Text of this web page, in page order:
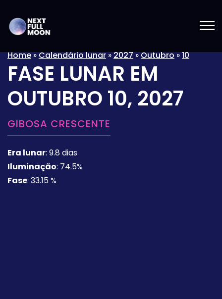
Home»Calendário lunar»2027»Outubro»10
FASE LUNAR EM
OUTUBRO 10, 2027
GIBOSA CRESCENTE
Era lunar: 9.8 dias
Iluminação: 74.5%
Fase: 33.15 %